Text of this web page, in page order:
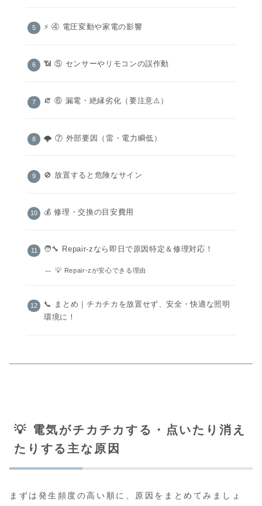
⚡ ④ 電圧変動や家電の影響
📶 ⑤ センサーやリモコンの誤作動
🧯 ⑥ 漏電・絶縁劣化（要注意⚠️）
🌩️ ⑦ 外部要因（雷・電力瞬低）
🚫 放置すると危険なサイン
💰 修理・交換の目安費用
🧑‍🔧 Repair-zなら即日で原因特定＆修理対応！
💡 Repair-zが安心できる理由
📞 まとめ｜チカチカを放置せず、安全・快適な照明
環境に！
💡 電気がチカチカする・点いたり消え
たりする主な原因
まずは発生頻度の高い順に、原因をまとめてみましょ